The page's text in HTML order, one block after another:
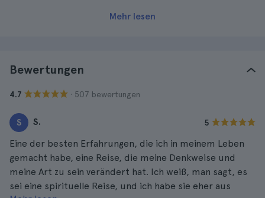
Mehr lesen
Bewertungen
4.7 · 507 bewertungen
S S. 5
Eine der besten Erfahrungen, die ich in meinem Leben
gemacht habe, eine Reise, die meine Denkweise und
meine Art zu sein verändert hat. Ich weiß, man sagt, es
sei eine spirituelle Reise, und ich habe sie eher aus